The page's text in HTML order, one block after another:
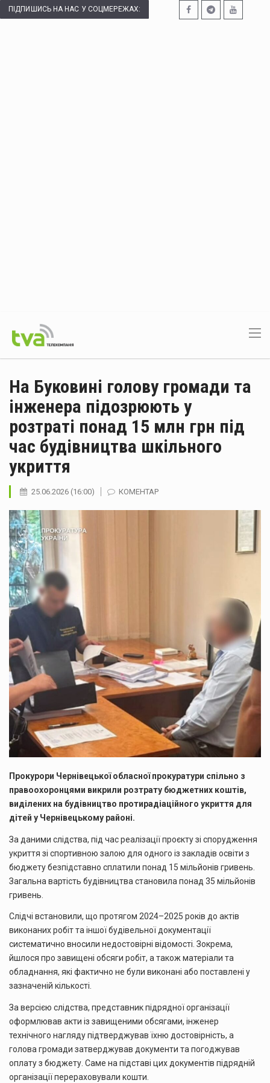
ПІДПИШИСЬ НА НАС У СОЦМЕРЕЖАХ:
На Буковині голову громади та
інженера підозрюють у
розтраті понад 15 млн грн під
час будівництва шкільного
укриття
25.06.2026 (16:00) КОМЕНТАР
Прокурори Чернівецької обласної прокуратури спільно з
правоохоронцями викрили розтрату бюджетних коштів,
виділених на будівництво протирадіаційного укриття для
дітей у Чернівецькому районі.
За даними слідства, під час реалізації проєкту зі спорудження
укриття зі спортивною залою для одного із закладів освіти з
бюджету безпідставно сплатили понад 15 мільйонів гривень.
Загальна вартість будівництва становила понад 35 мільйонів
гривень.
Слідчі встановили, що протягом 2024–2025 років до актів
виконаних робіт та іншої будівельної документації
систематично вносили недостовірні відомості. Зокрема,
йшлося про завищені обсяги робіт, а також матеріали та
обладнання, які фактично не були виконані або поставлені у
зазначеній кількості.
За версією слідства, представник підрядної організації
оформлював акти із завищеними обсягами, інженер
технічного нагляду підтверджував їхню достовірність, а
голова громади затверджував документи та погоджував
оплату з бюджету. Саме на підставі цих документів підрядній
організації перераховували кошти.